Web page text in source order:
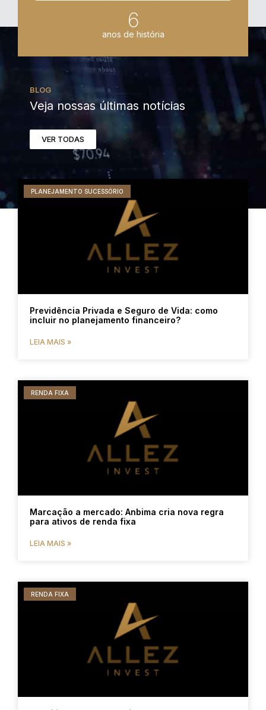
6
anos de história
BLOG
Veja nossas últimas notícias
VER TODAS
PLANEJAMENTO SUCESSÓRIO
Previdência Privada e Seguro de Vida: como
incluir no planejamento financeiro?
LEIA MAIS »
RENDA FIXA
Marcação a mercado: Anbima cria nova regra
para ativos de renda fixa
LEIA MAIS »
RENDA FIXA